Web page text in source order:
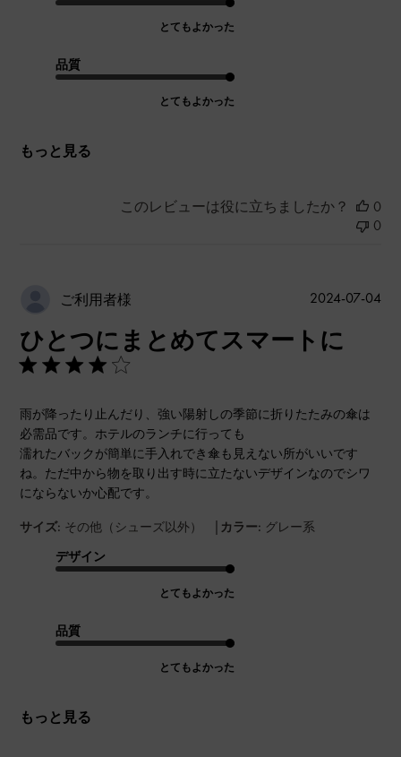
とてもよかった
品質
とてもよかった
もっと見る
このレビューは役に立ちましたか？
0
0
ご利用者様
ひとつにまとめてスマートに
雨が降ったり止んだり、強い陽射しの季節に折りたたみの傘は
必需品です。ホテルのランチに行っても
濡れたバックが簡単に手入れでき傘も見えない所がいいです
ね。ただ中から物を取り出す時に立たないデザインなのでシワ
にならないか心配です。
サイズ: その他（シューズ以外） | カラー: グレー系
デザイン
とてもよかった
品質
とてもよかった
もっと見る
公
2024-07-04